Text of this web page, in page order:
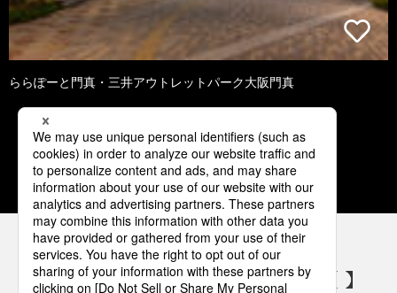
ららぽーと門真・三井アウトレットパーク大阪門真
2 3 4 5 6
パナソニックの電気設備 SNSアカウント